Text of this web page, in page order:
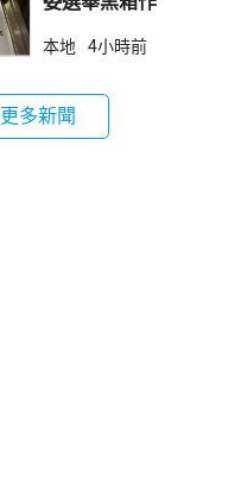
國安一定「釘死
本地 4小時前
更多新聞